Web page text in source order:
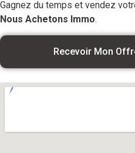
Gagnez du temps et vendez
Nous Achetons Immo.
Recevoir Mon